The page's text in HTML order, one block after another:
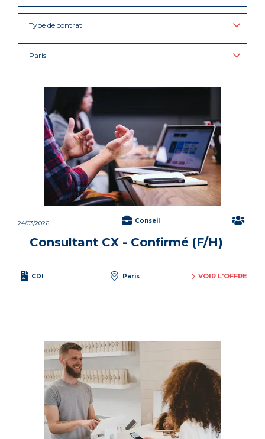
Type de contrat
Paris
24/03/2026 Conseil
Consultant CX - Confirmé (F/H)
CDI Paris VOIR L'OFFRE